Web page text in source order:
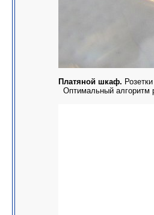
Платяной шкаф.
Оптимальный алгоритм